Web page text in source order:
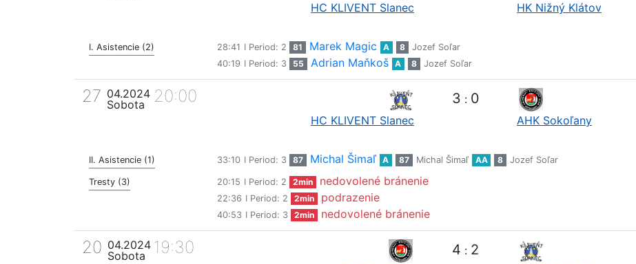
HC KLIVENT Slanec HK Nižný Klátov
I. Asistencie (2) 28:41 I Period: 2 81 Marek Magic A 8
Jozef Soľar
40:19 I Period: 3 55 Adrian Maňkoš A 8 Jozef Soľar
27 04.2024
Sobota
20:00
HC KLIVENT Slanec
3 : 0
AHK Sokoľany
II. Asistencie (1) 33:10 I Period: 3 87 Michal Šimaľ A 87 Michal Šimaľ AA 8 Jozef Soľar
Tresty (3) 20:15 I Period: 2 2min nedovolené bránenie
22:36 I Period: 2 2min podrazenie
40:53 I Period: 3 2min nedovolené bránenie
20 04.2024
Sobota
19:30 4 : 2